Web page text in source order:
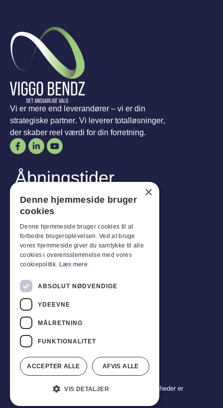
Vi er mere end leverandører – vi er din
strategiske partner. Vi leverer totalløsninger,
der skaber reel værdi for din forretning.
Åbningstider
Fredag: 07:30 - 13:00
Lør-Søn
Kundeservice
Industriparken 42, 4270 Høng
CVR: 17261436
Tlf: +45 4396 4122
E-mail: vb@viggobendz.dk
Quicklinks
Persondatapolitik
Copyright 2024 © Viggo Bendz. Alle rettigheder er
×
Denne hjemmeside bruger
cookies
Denne hjemmeside bruger cookies til at
forbedre brugeroplevelsen. Ved at bruge
vores hjemmeside giver du samtykke til alle
cookies i overensstemmelse med vores
cookiepolitik. Læs mere
ABSOLUT NØDVENDIGE
YDEEVNE
MÅLRETNING
FUNKTIONALITET
ACCEPTER ALLE AFVIS ALLE
VIS DETALJER